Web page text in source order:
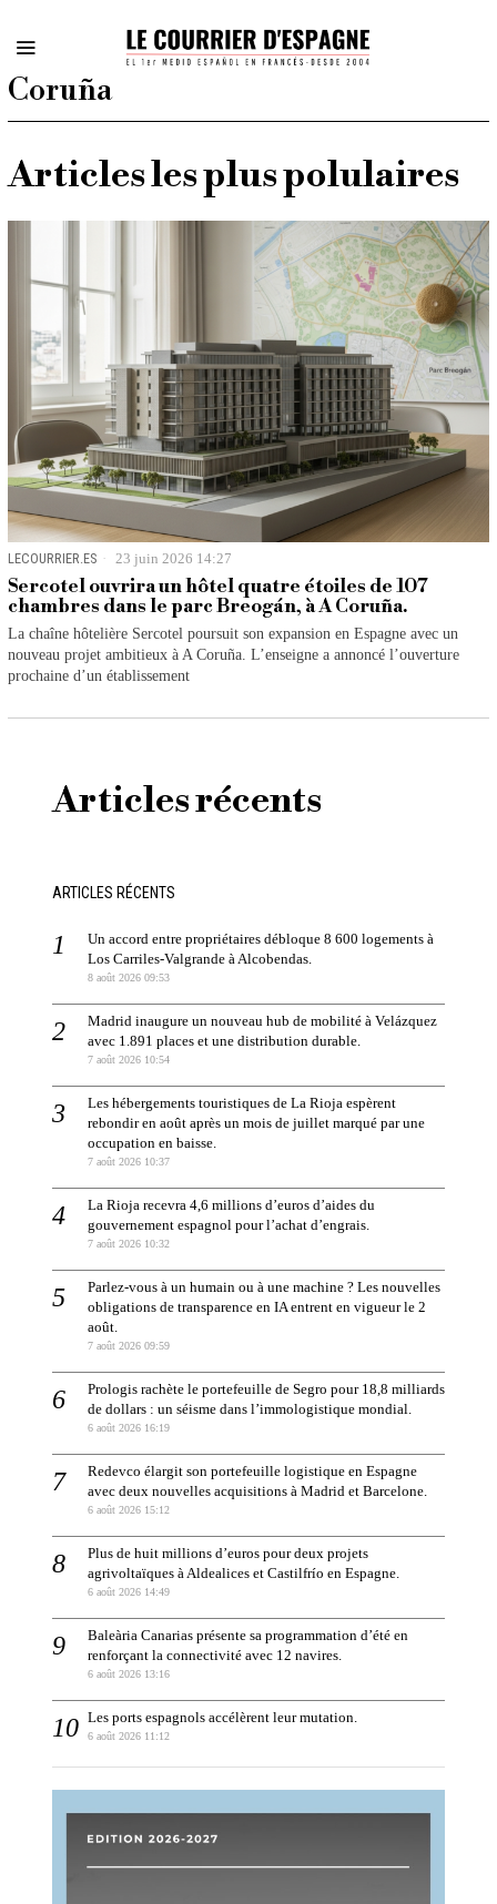
Coruña
Articles les plus polulaires
LECOURRIER.ES 23 juin 2026 14:27
Sercotel ouvrira un hôtel quatre étoiles de 107
chambres dans le parc Breogán, à A Coruña.
La chaîne hôtelière Sercotel poursuit son expansion en Espagne avec un
nouveau projet ambitieux à A Coruña. L’enseigne a annoncé l’ouverture
prochaine d’un établissement
Articles récents
ARTICLES RÉCENTS
Un accord entre propriétaires débloque 8 600 logements à
Los Carriles-Valgrande à Alcobendas.
8 août 2026 09:53
Madrid inaugure un nouveau hub de mobilité à Velázquez
avec 1.891 places et une distribution durable.
7 août 2026 10:54
Les hébergements touristiques de La Rioja espèrent
rebondir en août après un mois de juillet marqué par une
occupation en baisse.
7 août 2026 10:37
La Rioja recevra 4,6 millions d’euros d’aides du
gouvernement espagnol pour l’achat d’engrais.
7 août 2026 10:32
Parlez-vous à un humain ou à une machine ? Les nouvelles
obligations de transparence en IA entrent en vigueur le 2
août.
7 août 2026 09:59
Prologis rachète le portefeuille de Segro pour 18,8 milliards
de dollars : un séisme dans l’immologistique mondial.
6 août 2026 16:19
Redevco élargit son portefeuille logistique en Espagne
avec deux nouvelles acquisitions à Madrid et Barcelone.
6 août 2026 15:12
Plus de huit millions d’euros pour deux projets
agrivoltaïques à Aldealices et Castilfrío en Espagne.
6 août 2026 14:49
Baleària Canarias présente sa programmation d’été en
renforçant la connectivité avec 12 navires.
6 août 2026 13:16
Les ports espagnols accélèrent leur mutation.
6 août 2026 11:12